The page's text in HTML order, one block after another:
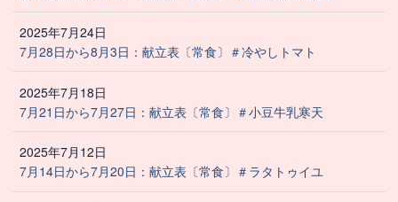
2025年7月24日
7月28日から8月3日：献立表〔常食〕＃冷やしトマト
2025年7月18日
7月21日から7月27日：献立表〔常食〕＃小豆牛乳寒天
2025年7月12日
7月14日から7月20日：献立表〔常食〕＃ラタトゥイユ